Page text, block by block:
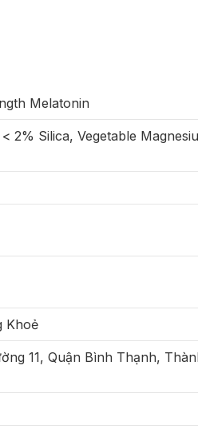
Melatonin
2% Silica, Vegetable
Khoẻ
11, Quận Bình Thạnh,